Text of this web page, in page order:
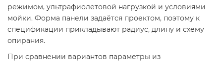
режимом, ультрафиолетовой нагрузкой и условиями
мойки. Форма панели задаётся проектом, поэтому к
спецификации прикладывают радиус, длину и схему
опирания.
При сравнении вариантов параметры из